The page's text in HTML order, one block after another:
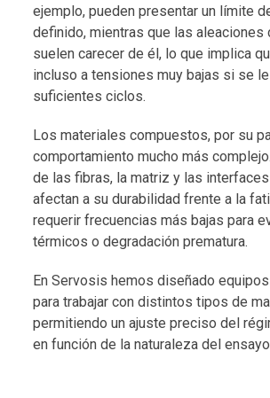
ejemplo, pueden presentar un límite
definido, mientras que las aleaciones
suelen carecer de él, lo que implica
incluso a tensiones muy bajas si se
suficientes ciclos.
Los materiales compuestos, por su
comportamiento mucho más
de las fibras, la matriz y las
afectan a su durabilidad frente a la
requerir frecuencias más bajas para
térmicos o degradación prematura.
En Servosis hemos diseñado
para trabajar con distintos tipos de
permitiendo un ajuste preciso del
en función de la naturaleza del